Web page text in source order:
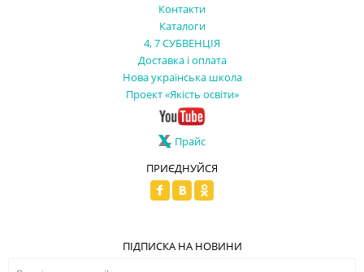
Контакти
Каталоги
4, 7 СУБВЕНЦІЯ
Доставка і оплата
Нова українська школа
Проект «Якість освіти»
Прайс
ПРИЄДНУЙСЯ
ПІДПИСКА НА НОВИНИ